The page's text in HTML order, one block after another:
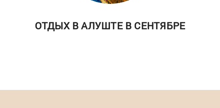
ОТДЫХ В АЛУШТЕ В СЕНТЯБРЕ